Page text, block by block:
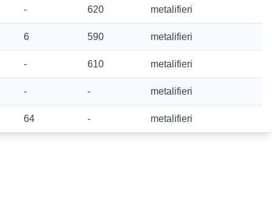
- 620 metalifieri
6 590 metalifieri
- 610 metalifieri
- - metalifieri
64 - metalifieri